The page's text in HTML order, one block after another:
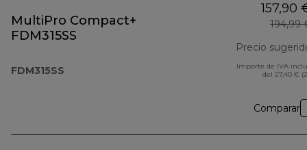
MultiPro Compact+
FDM315SS
FDM315SS
157,90
194,99
Precio
Importe de IVA
del 27,40 €
Comparar